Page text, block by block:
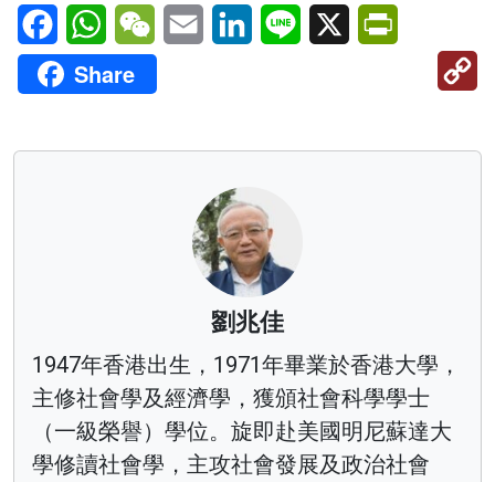
FacebookWhatsAppWeChatEmail LinkedInLine X
Share
劉兆佳
1947年香港出生，1971年畢業於香港大學，
主修社會學及經濟學，獲頒社會科學學士
（一級榮譽）學位。旋即赴美國明尼蘇達大
學修讀社會學，主攻社會發展及政治社會